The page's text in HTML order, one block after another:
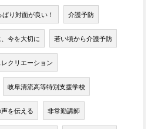
ぱり対面が良い！ 介護予防
今を大切に 若い頃から介護予防
クリエーション
岐阜清流高等特別支援学校
を伝える 非常勤講師